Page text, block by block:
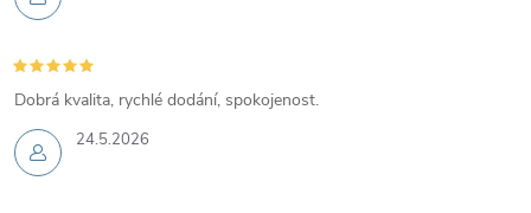
24.5.2026
Dobrá kvalita, rychlé dodání, spokojenost.